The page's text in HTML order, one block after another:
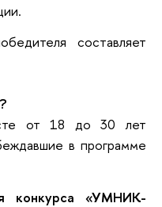
составляет
от 18 до 30 лет
в программе
конкурса «УМНИК-